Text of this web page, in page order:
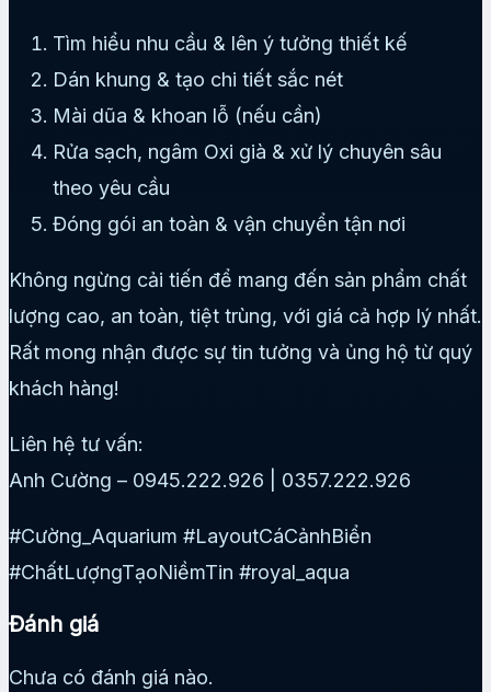
Tìm hiểu nhu cầu & lên ý tưởng thiết kế
Dán khung & tạo chi tiết sắc nét
Mài dũa & khoan lỗ (nếu cần)
Rửa sạch, ngâm Oxi già & xử lý chuyên sâu
theo yêu cầu
Đóng gói an toàn & vận chuyển tận nơi
Không ngừng cải tiến để mang đến sản phẩm chất
lượng cao, an toàn, tiệt trùng, với giá cả hợp lý nhất.
Rất mong nhận được sự tin tưởng và ủng hộ từ quý
khách hàng!
Liên hệ tư vấn:
Anh Cường – 0945.222.926 | 0357.222.926
#Cường_Aquarium #LayoutCáCảnhBiển
#ChấtLượngTạoNiềmTin #royal_aqua
Đánh giá
Chưa có đánh giá nào.